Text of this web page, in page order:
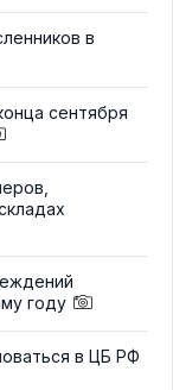
в
сентября
году
в ЦБ РФ